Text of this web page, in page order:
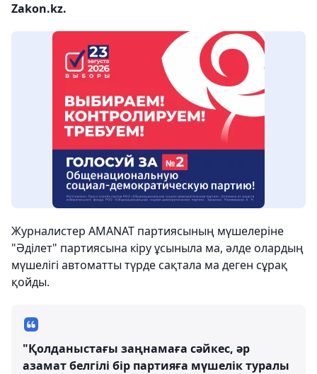
Zakon.kz.
Журналистер AMANAT партиясының мүшелеріне
"Әділет" партиясына кіру ұсыныла ма, әлде олардың
мүшелігі автоматты түрде сақтала ма деген сұрақ
қойды.
"Қолданыстағы заңнамаға сәйкес, әр
азамат белгілі бір партияға мүшелік туралы